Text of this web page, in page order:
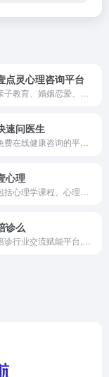
点灵心理咨询平台
速问医生
心理
诊么